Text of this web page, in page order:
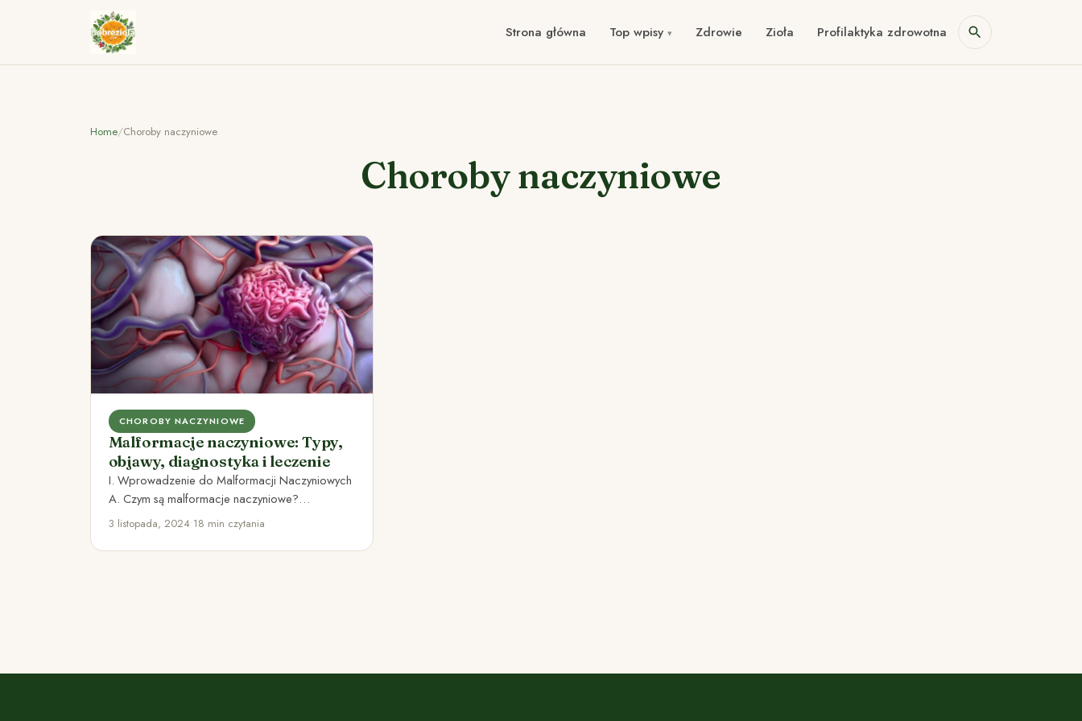
Strona główna Top wpisy Zdrowie Zioła Profilaktyka zdrowotna
Home/Choroby naczyniowe
Choroby naczyniowe
CHOROBY NACZYNIOWE
Malformacje naczyniowe: Typy,
objawy, diagnostyka i leczenie
I. Wprowadzenie do Malformacji Naczyniowych
A. Czym są malformacje naczyniowe?
Malformacje naczyniowe są wadami w budowie
3 listopada, 2024•18 min czytania